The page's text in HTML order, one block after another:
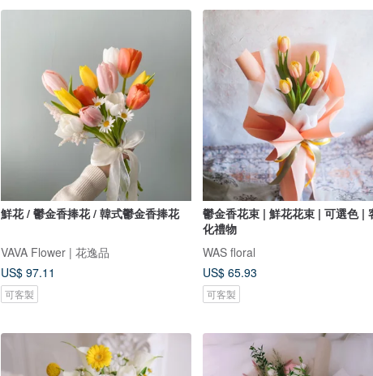
鮮花 / 鬱金香捧花 / 韓式鬱金香捧花
VAVA Flower | 花逸品
US$ 97.11
可客製
鬱金香花束 | 鮮花花束 | 可選色 |
化禮物
WAS floral
US$ 65.93
可客製